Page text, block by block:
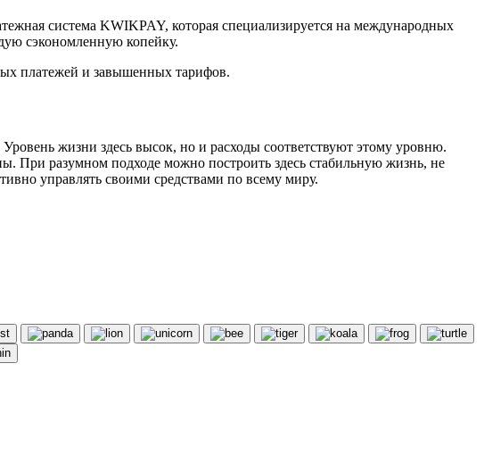
система KWIKPAY, которая специализируется на международных
сэкономленную копейку.
платежей и завышенных тарифов.
жизни здесь высок, но и расходы соответствуют этому уровню.
При разумном подходе можно построить здесь стабильную жизнь, не
управлять своими средствами по всему миру.